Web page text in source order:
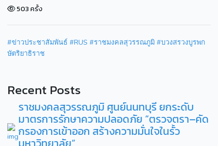
503 ครั้ง
#ข่าวประชาสัมพันธ์ #RUS #ราชมงคลสุวรรณภูมิ #บวงสรวงบูรพก
ษัตริยาธิราช
Recent Posts
ราชมงคลสุวรรณภูมิ ศูนย์นนทบุรี ยกระดับ
มาตรการรักษาความปลอดภัย “ตรวจตรา–คัด
กรองการเข้าออก สร้างความมั่นใจในรั้ว